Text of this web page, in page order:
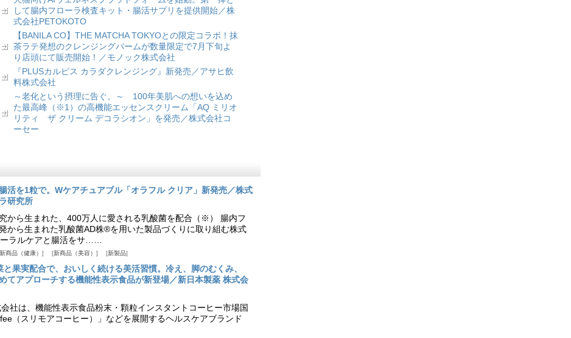
して腸内フローラ検査キット・腸活サプリを提供開始／株
式会社PETOKOTO
【BANILA CO】THE MATCHA TOKYOとの限定コラボ！抹
茶ラテ発想のクレンジングバームが数量限定で7月下旬よ
り店頭にて販売開始！／モノック株式会社
『PLUSカルピス カラダクレンジング』新発売／アサヒ飲
料株式会社
～老化という摂理に告ぐ。～ 100年美肌への想いを込め
た最高峰（※1）の高機能エッセンスクリーム「AQ ミリオ
リティ ザ クリーム デコラシオン」を発売／株式会社コ
ーセー
活を1粒で。Wケアチュアブル「オラフル クリア」新発売／株式
研究所
から生まれた、400万人に愛される乳酸菌を配合（※） 腸内フ
から生まれた乳酸菌AD株®を用いた製品づくりに取り組む株式
ラルケアと腸活をサ……
新商品（健康） 新商品（美容） 新製品
果実配合で、おいしく続ける美活習慣。冷え、脚のむくみ、
てアプローチする機能性表示食品が新登場／新日本製薬 株式会
社は、機能性表示食品粉末・顆粒インスタントコーヒー市場国
（スリモアコーヒー）」などを展開するヘルスケアブランド